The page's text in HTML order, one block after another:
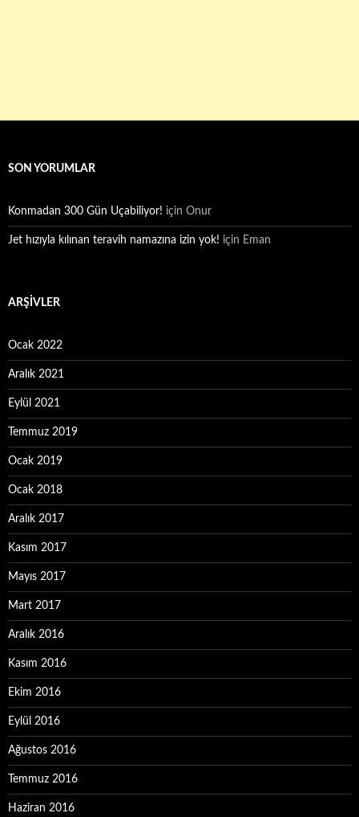
SON YORUMLAR
Konmadan 300 Gün Uçabiliyor! için Onur
Jet hızıyla kılınan teravih namazına izin yok! için Eman
ARŞIVLER
Ocak 2022
Aralık 2021
Eylül 2021
Temmuz 2019
Ocak 2019
Ocak 2018
Aralık 2017
Kasım 2017
Mayıs 2017
Mart 2017
Aralık 2016
Kasım 2016
Ekim 2016
Eylül 2016
Ağustos 2016
Temmuz 2016
Haziran 2016